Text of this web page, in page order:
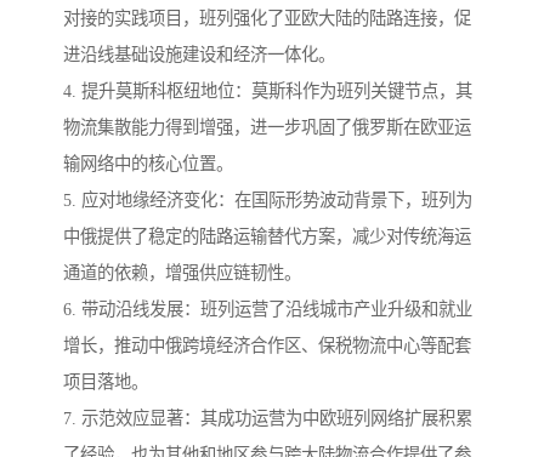
对接的实践项目，班列强化了亚欧大陆的陆路连接，促
进沿线基础设施建设和经济一体化。
4. 提升莫斯科枢纽地位：莫斯科作为班列关键节点，其
物流集散能力得到增强，进一步巩固了俄罗斯在欧亚运
输网络中的核心位置。
5. 应对地缘经济变化：在国际形势波动背景下，班列为
中俄提供了稳定的陆路运输替代方案，减少对传统海运
通道的依赖，增强供应链韧性。
6. 带动沿线发展：班列运营了沿线城市产业升级和就业
增长，推动中俄跨境经济合作区、保税物流中心等配套
项目落地。
7. 示范效应显著：其成功运营为中欧班列网络扩展积累